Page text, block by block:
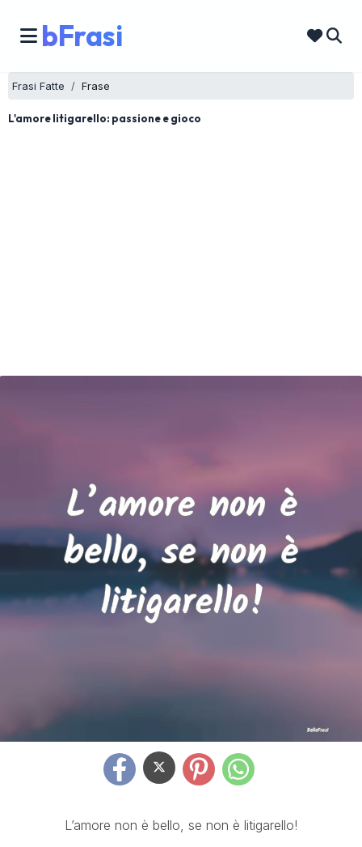
bFrasi
Frasi Fatte Frase
L'amore litigarello: passione e gioco
L’amore non è bello, se non è litigarello!